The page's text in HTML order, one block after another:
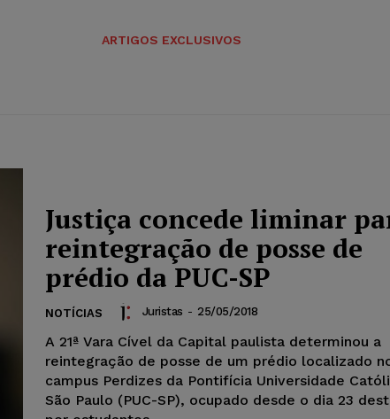
ARTIGOS EXCLUSIVOS
Justiça concede liminar
reintegração de posse de
prédio da PUC-SP
NOTÍCIAS Juristas - 25/05/2018
A 21ª Vara Cível da Capital paulista determinou a
reintegração de posse de um prédio localizado
campus Perdizes da Pontifícia Universidade
São Paulo (PUC-SP), ocupado desde o dia 23